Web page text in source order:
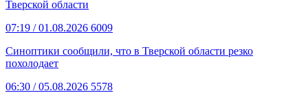
Тверской области
07:19 / 01.08.2026 6009
Синоптики сообщили, что в Тверской области резко
похолодает
06:30 / 05.08.2026 5578